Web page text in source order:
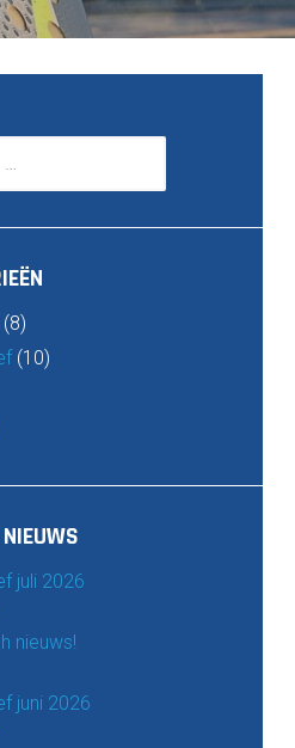
(8)
(10)
juli 2026
nieuws!
juni 2026